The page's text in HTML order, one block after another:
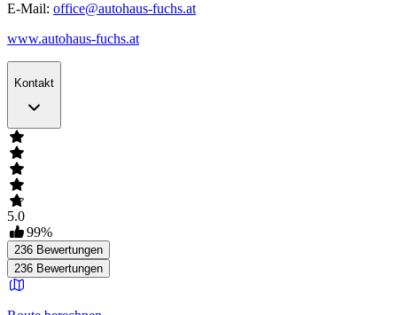
E-Mail: office@autohaus-fuchs.at
www.autohaus-fuchs.at
Kontakt
5.0
99%
236 Bewertungen
236 Bewertungen